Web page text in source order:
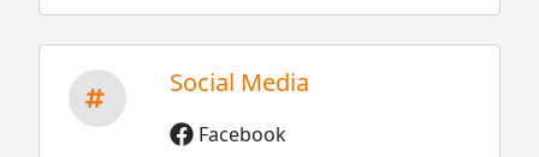
Social Media
Facebook